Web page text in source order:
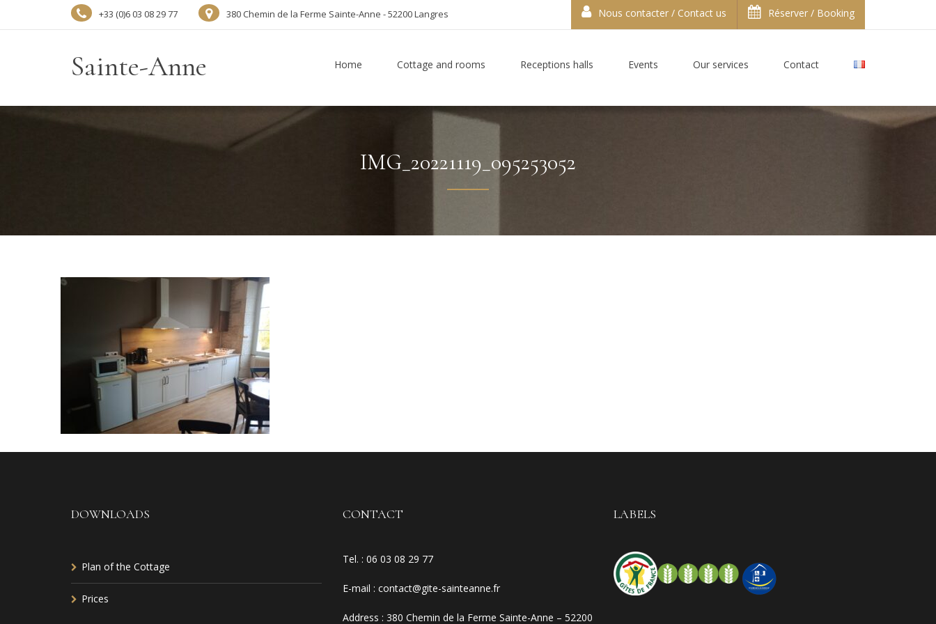
+33 (0)6 03 08 29 77 380 Chemin de la Ferme Sainte-Anne - 52200 Langres Nous contacter / Contact us Réserver / Booking
Sainte-Anne Home Cottage and rooms Receptions halls Events Our services Contact
IMG_20221119_095253052
DOWNLOADS
Plan of the Cottage
Prices
CONTACT
Tel. : 06 03 08 29 77
E-mail : contact@gite-sainteanne.fr
Address : 380 Chemin de la Ferme Sainte-Anne – 52200
LABELS